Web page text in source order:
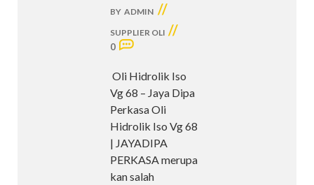
BY ADMIN //
SUPPLIER OLI //
0
Oli Hidrolik Iso
Vg 68 – Jaya Dipa
Perkasa Oli
Hidrolik Iso Vg 68
| JAYADIPA
PERKASA merupa
kan salah